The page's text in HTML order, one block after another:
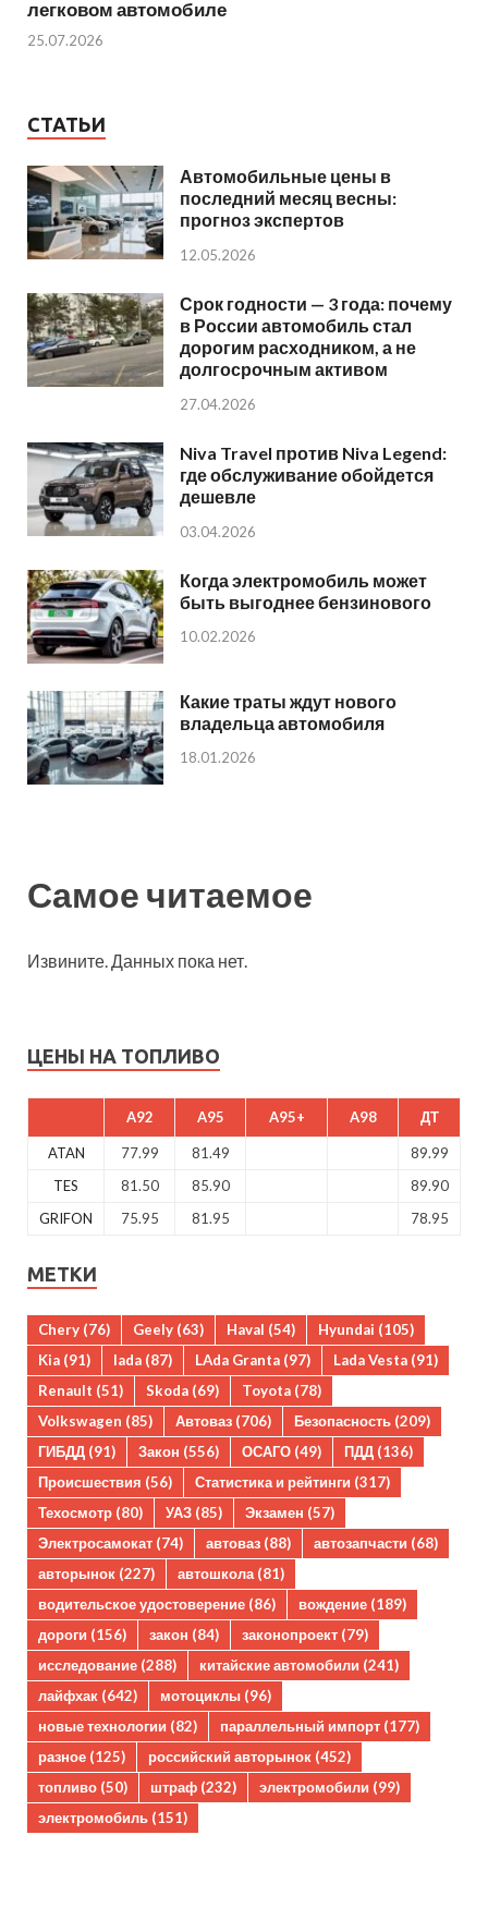
легковом автомобиле
25.07.2026
СТАТЬИ
Автомобильные цены в
последний месяц весны:
прогноз экспертов
12.05.2026
Срок годности — 3 года: почему
в России автомобиль стал
дорогим расходником, а не
долгосрочным активом
27.04.2026
Niva Travel против Niva Legend:
где обслуживание обойдется
дешевле
03.04.2026
Когда электромобиль может
быть выгоднее бензинового
10.02.2026
Какие траты ждут нового
владельца автомобиля
18.01.2026
Самое читаемое
Извините. Данных пока нет.
ЦЕНЫ НА ТОПЛИВО
A92 A95 A95+ A98 ДТ
ATAN 77.99 81.49
89.99
TES
81.50 85.90
89.90
GRIFON
75.95 81.95 78.95
МЕТКИ
Chery (76) Geely (63) Haval (54) Hyundai (105)
Kia (91) lada (87) LAda Granta (97) Lada Vesta (91)
Renault (51) Skoda (69) Toyota (78)
Volkswagen (85) Автоваз (706) Безопасность (209)
ГИБДД (91) Закон (556) ОСАГО (49) ПДД (136)
Происшествия (56) Статистика и рейтинги (317)
Техосмотр (80) УАЗ (85) Экзамен (57)
Электросамокат (74) автоваз (88) автозапчасти (68)
авторынок (227) автошкола (81)
водительское удостоверение (86) вождение (189)
дороги (156) закон (84) законопроект (79)
исследование (288) китайские автомобили (241)
лайфхак (642) мотоциклы (96)
новые технологии (82) параллельный импорт (177)
разное (125) российский авторынок (452)
топливо (50) штраф (232) электромобили (99)
электромобиль (151)